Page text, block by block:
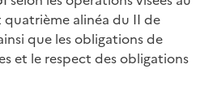
alinéa du II de
que les obligations de
et le respect des obligations